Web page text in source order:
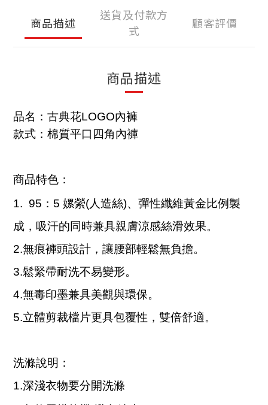
商品描述
送貨及付款方
式
顧客評價
商品描述
品名：古典花LOGO內褲
款式：棉質平口四角內褲
商品特色：
1. 95：5 嫘縈(人造絲)、彈性纖維黃金比例製
成，吸汗的同時兼具親膚涼感絲滑效果。
2.無痕褲頭設計，讓腰部輕鬆無負擔。
3.鬆緊帶耐洗不易變形。
4.無毒印墨兼具美觀與環保。
5.立體剪裁檔片更具包覆性，雙倍舒適。
洗滌說明：
1.深淺衣物要分開洗滌